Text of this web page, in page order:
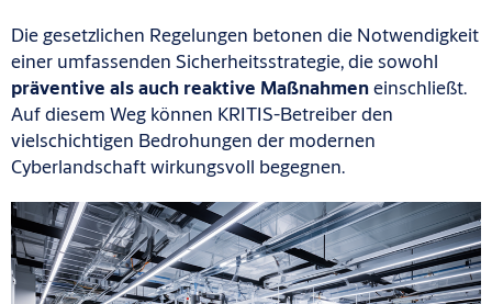
Die gesetzlichen Regelungen betonen die Notwendigkeit
einer umfassenden Sicherheitsstrategie, die sowohl
präventive als auch reaktive Maßnahmeneinschließt.
Auf diesem Weg können KRITIS-Betreiber den
vielschichtigen Bedrohungen der modernen
Cyberlandschaft wirkungsvoll begegnen.